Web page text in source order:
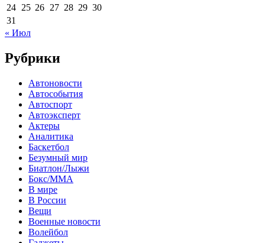
24 25 26 27 28 29 30
31
« Июл
Рубрики
Автоновости
Автособытия
Автоспорт
Автоэксперт
Актеры
Аналитика
Баскетбол
Безумный мир
Биатлон/Лыжи
Бокс/MMA
В мире
В России
Вещи
Военные новости
Волейбол